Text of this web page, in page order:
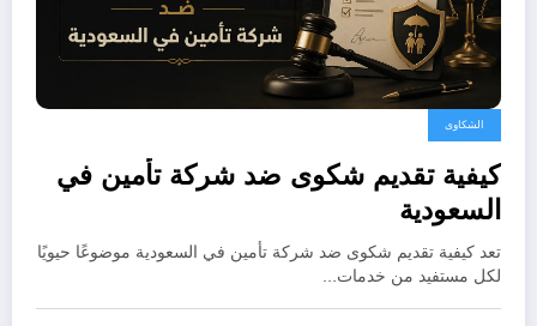
الشكاوى
كيفية تقديم شكوى ضد شركة تأمين في
السعودية
تعد كيفية تقديم شكوى ضد شركة تأمين في السعودية موضوعًا حيويًا
لكل مستفيد من خدمات…